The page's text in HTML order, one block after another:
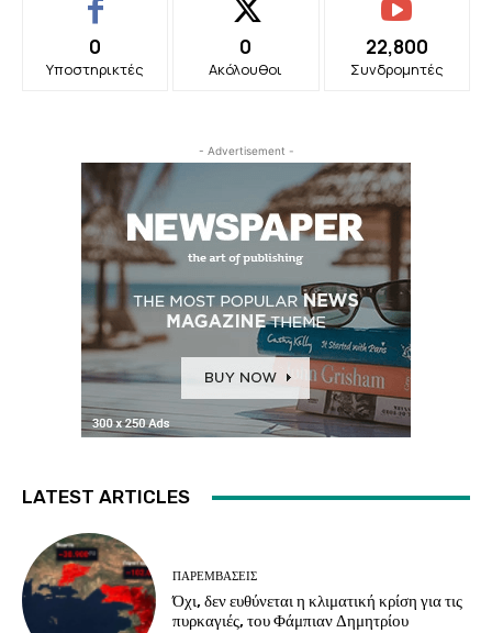
0
Υποστηρικτές
0
Ακόλουθοι
22,800
Συνδρομητές
- Advertisement -
LATEST ARTICLES
ΠΑΡΕΜΒΑΣΕΙΣ
Όχι, δεν ευθύνεται η κλιματική κρίση για τις
πυρκαγιές, του Φάμπιαν Δημητρίου